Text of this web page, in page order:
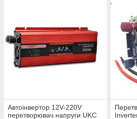
Автоінвертор 12V-220V
перетворювач напруги UKC